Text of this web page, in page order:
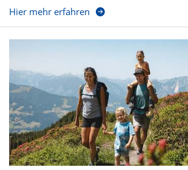
Hier mehr erfahren